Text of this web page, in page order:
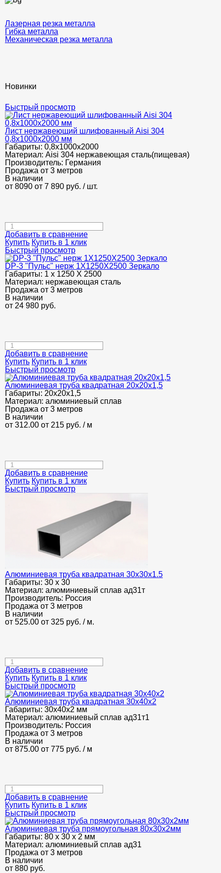
Лазерная резка металла
Гибка металла
Механическая резка металла
Новинки
Быстрый просмотр
Лист нержавеющий шлифованный Aisi 304
0,8х1000х2000 мм
Габариты: 0,8х1000х2000
Материал: Aisi 304 нержавеющая сталь(пищевая)
Производитель: Германия
Продажа от 3 метров
В наличии
от 8090 от 7 890 руб. / шт.
Добавить в сравнение
Купить Купить в 1 клик
Быстрый просмотр
DP-3 "Пульс" нерж 1Х1250Х2500 Зеркало
Габариты: 1 х 1250 Х 2500
Материал: нержавеющая сталь
Продажа от 3 метров
В наличии
от 24 980 руб.
Добавить в сравнение
Купить Купить в 1 клик
Быстрый просмотр
Алюминиевая труба квадратная 20х20х1,5
Габариты: 20х20х1,5
Материал: алюминиевый сплав
Продажа от 3 метров
В наличии
от 312.00 от 215 руб. / м
Добавить в сравнение
Купить Купить в 1 клик
Быстрый просмотр
Алюминиевая труба квадратная 30х30х1.5
Габариты: 30 х 30
Материал: алюминиевый сплав ад31т
Производитель: Россия
Продажа от 3 метров
В наличии
от 525.00 от 325 руб. / м.
Добавить в сравнение
Купить Купить в 1 клик
Быстрый просмотр
Алюминиевая труба квадратная 30х40х2
Габариты: 30х40х2 мм
Материал: алюминиевый сплав ад31т1
Производитель: Россия
Продажа от 3 метров
В наличии
от 875.00 от 775 руб. / м
Добавить в сравнение
Купить Купить в 1 клик
Быстрый просмотр
Алюминиевая труба прямоугольная 80х30х2мм
Габариты: 80 х 30 х 2 мм
Материал: алюминиевый сплав ад31
Продажа от 3 метров
В наличии
от 880 руб.